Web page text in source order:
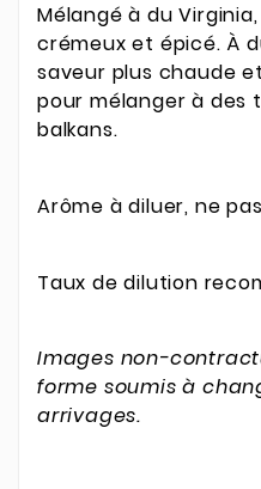
Mélangé à du
crémeux et épicé. À
saveur plus chaude
pour mélanger à des
balkans.
Arôme à diluer, ne
Taux de dilution
Images non-
forme soumis à
arrivages.